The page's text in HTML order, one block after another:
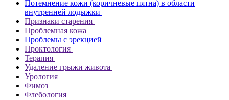
Потемнение кожи (коричневые пятна) в области
внутренней лодыжки
Признаки старения
Проблемная кожа
Проблемы с эрекцией
Проктология
Терапия
Удаление грыжи живота
Урология
Фимоз
Флебология